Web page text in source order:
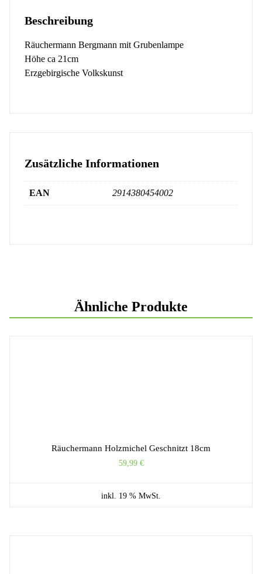
Beschreibung
Räuchermann Bergmann mit Grubenlampe
Höhe ca 21cm
Erzgebirgische Volkskunst
Zusätzliche Informationen
EAN 2914380454002
Ähnliche Produkte
Räuchermann Holzmichel Geschnitzt 18cm
59,99 €
inkl. 19 % MwSt.